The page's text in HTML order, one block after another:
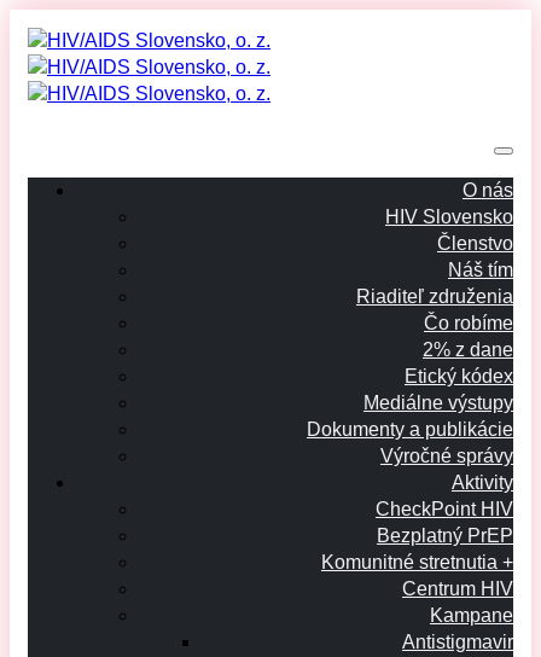
O nás
HIV Slovensko
Členstvo
Náš tím
Riaditeľ združenia
Čo robíme
2% z dane
Etický kódex
Mediálne výstupy
Dokumenty a publikácie
Výročné správy
Aktivity
CheckPoint HIV
Bezplatný PrEP
Komunitné stretnutia +
Centrum HIV
Kampane
Antistigmavir